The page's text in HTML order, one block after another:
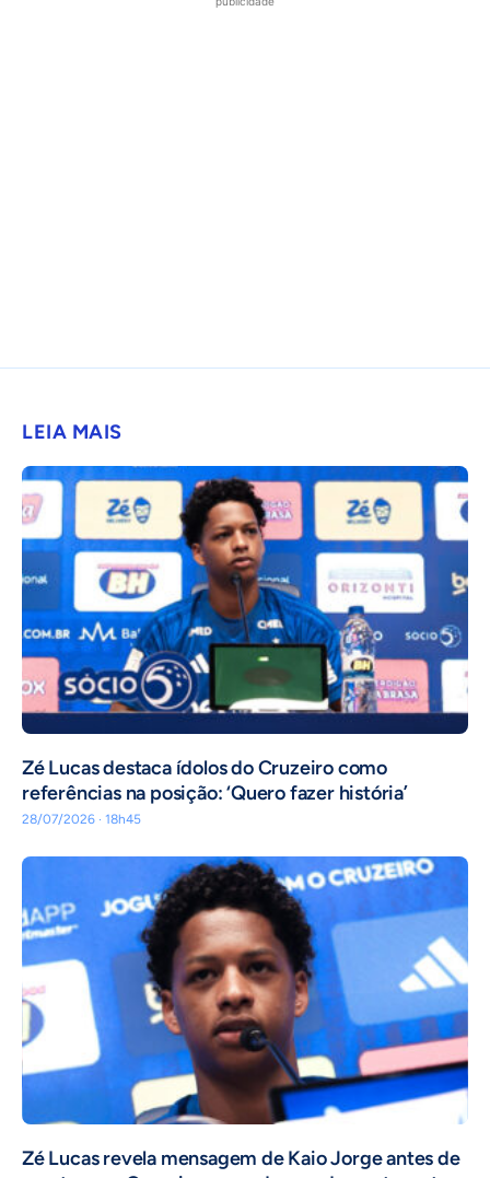
LEIA MAIS
Zé Lucas destaca ídolos do Cruzeiro como
referências na posição: ‘Quero fazer história’
28/07/2026 · 18h45
Zé Lucas revela mensagem de Kaio Jorge antes de